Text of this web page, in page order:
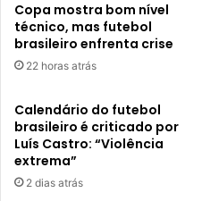
Copa mostra bom nível
técnico, mas futebol
brasileiro enfrenta crise
22 horas atrás
Calendário do futebol
brasileiro é criticado por
Luís Castro: “Violência
extrema”
2 dias atrás